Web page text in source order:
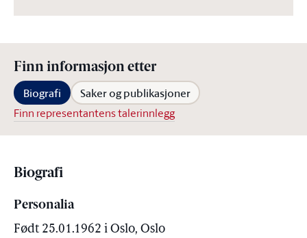
Finn informasjon etter
Biografi Saker og publikasjoner
Finn representantens talerinnlegg
Biografi
Personalia
Født 25.01.1962 i Oslo, Oslo